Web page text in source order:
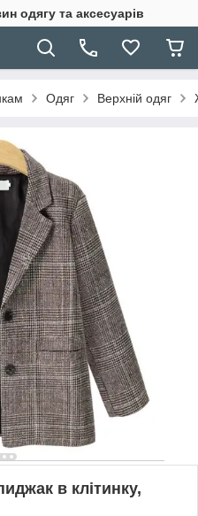
одягу та аксесуарів
Одяг Верхній одяг
в клітинку,